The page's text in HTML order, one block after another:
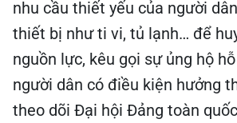
nhu cầu thiết yếu của người
thiết bị như ti vi, tủ lạnh… để
nguồn lực, kêu gọi sự ủng hộ
người dân có điều kiện hưởng
theo dõi Đại hội Đảng toàn